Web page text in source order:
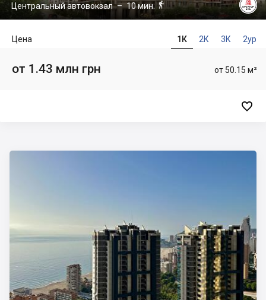
Центральный автовокзал– 10 мин. 
1К 2К 3К 2ур
Цена
от 50.15 м²
от 1.43 млн грн
